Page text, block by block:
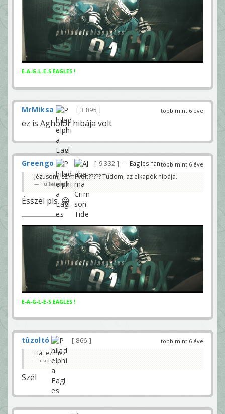
E-A-G-L-E-S EAGLES !
több mint 6 éve
MrMiksa 3 895
ez is Agholor hibája volt
több mint 6 éve
Greengo 9 332 — Eagles fan
Jézusom, ez mi volt????? Tudom, az elkapók hibája.
Hulkeinstein
Ésszel pls. 😀
E-A-G-L-E-S EAGLES !
több mint 6 éve
tûzoltó
866
Hát ezmiez
csipkelli
Szél